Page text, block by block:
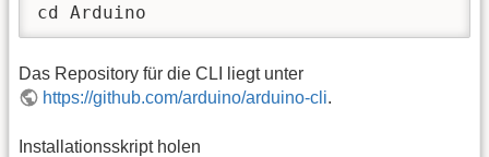
cd Arduino
Das Repository für die CLI liegt unter
https://github.com/arduino/arduino-cli.
Installationsskript holen